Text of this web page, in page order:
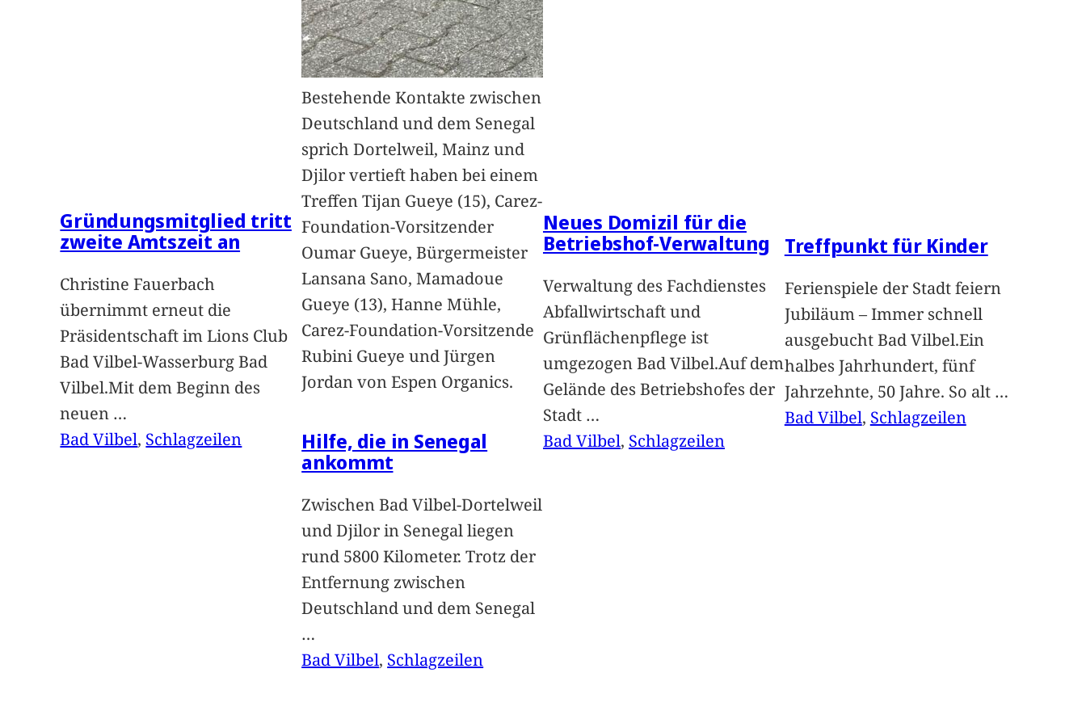
Gründungsmitglied tritt
zweite Amtszeit an
Christine Fauerbach
übernimmt erneut die
Präsidentschaft im Lions Club
Bad Vilbel-Wasserburg Bad
Vilbel.Mit dem Beginn des
neuen …
Bad Vilbel, Schlagzeilen
Bestehende Kontakte zwischen
Deutschland und dem Senegal
sprich Dortelweil, Mainz und
Djilor vertieft haben bei einem
Treffen Tijan Gueye (15), Carez-
Foundation-Vorsitzender
Oumar Gueye, Bürgermeister
Lansana Sano, Mamadoue
Gueye (13), Hanne Mühle,
Carez-Foundation-Vorsitzende
Rubini Gueye und Jürgen
Jordan von Espen Organics.
Hilfe, die in Senegal
ankommt
Zwischen Bad Vilbel-Dortelweil
und Djilor in Senegal liegen
rund 5800 Kilometer. Trotz der
Entfernung zwischen
Deutschland und dem Senegal
…
Bad Vilbel, Schlagzeilen
Neues Domizil für die
Betriebshof-Verwaltung
Verwaltung des Fachdienstes
Abfallwirtschaft und
Grünflächenpflege ist
umgezogen Bad Vilbel.Auf dem
Gelände des Betriebshofes der
Stadt …
Bad Vilbel, Schlagzeilen
Treffpunkt für Kinder
Ferienspiele der Stadt feiern
Jubiläum – Immer schnell
ausgebucht Bad Vilbel.Ein
halbes Jahrhundert, fünf
Jahrzehnte, 50 Jahre. So alt …
Bad Vilbel, Schlagzeilen